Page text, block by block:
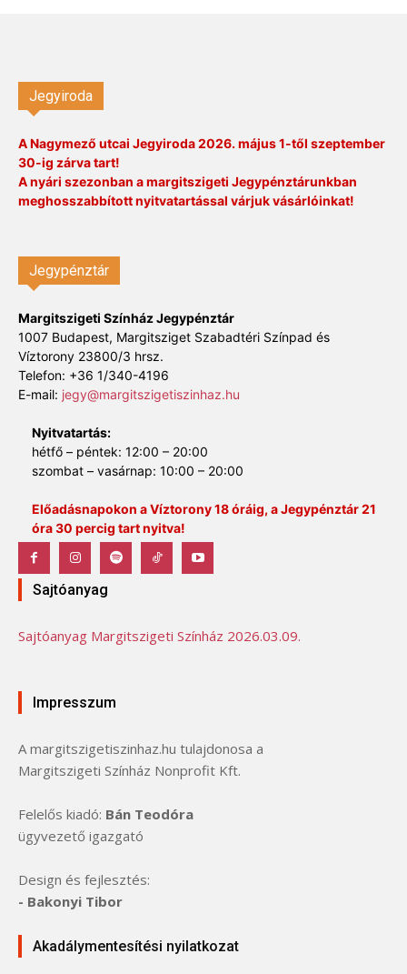
Jegyiroda
A Nagymező utcai Jegyiroda 2026. május 1-től szeptember
30-ig zárva tart!
A nyári szezonban a margitszigeti Jegypénztárunkban
meghosszabbított nyitvatartással várjuk vásárlóinkat!
Jegypénztár
Margitszigeti Színház Jegypénztár
1007 Budapest, Margitsziget Szabadtéri Színpad és
Víztorony 23800/3 hrsz.
Telefon: +36 1/340-4196
E-mail: jegy@margitszigetiszinhaz.hu
Nyitvatartás:
hétfő – péntek: 12:00 – 20:00
szombat – vasárnap: 10:00 – 20:00
Előadásnapokon a Víztorony 18 óráig, a Jegypénztár 21
óra 30 percig tart nyitva!
Sajtóanyag
Sajtóanyag Margitszigeti Színház 2026.03.09.
Impresszum
A margitszigetiszinhaz.hu tulajdonosa a
Margitszigeti Színház Nonprofit Kft.
Felelős kiadó: Bán Teodóra
ügyvezető igazgató
Design és fejlesztés:
- Bakonyi Tibor
Akadálymentesítési nyilatkozat